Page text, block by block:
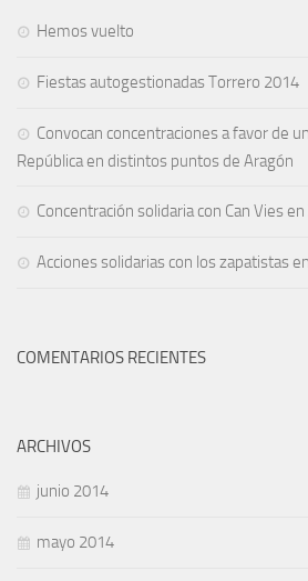
Hemos vuelto
Fiestas autogestionadas Torrero 2014
Convocan concentraciones a favor de
República en distintos puntos de Aragón
Concentración solidaria con Can Vies
Acciones solidarias con los zapatistas
COMENTARIOS RECIENTES
ARCHIVOS
junio 2014
mayo 2014